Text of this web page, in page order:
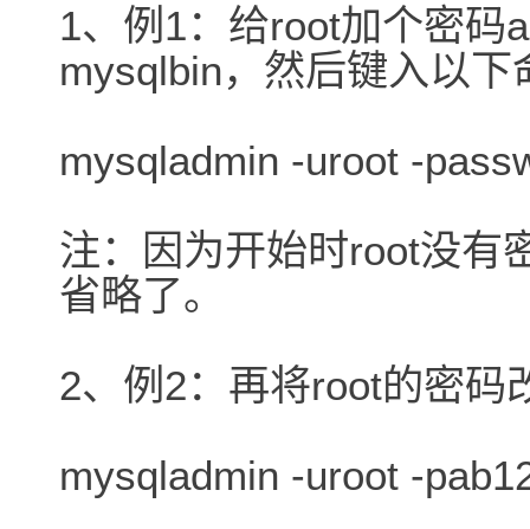
1、例1：给root加个密码
mysqlbin，然后键入以下
mysqladmin -uroot -
注：因为开始时root没有
省略了。
2、例2：再将root的密码
mysqladmin -uroot -